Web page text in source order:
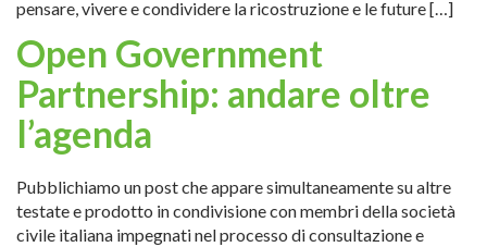
pensare, vivere e condividere la ricostruzione e le future […]
Open Government
Partnership: andare oltre
l’agenda
Pubblichiamo un post che appare simultaneamente su altre
testate e prodotto in condivisione con membri della società
civile italiana impegnati nel processo di consultazione e